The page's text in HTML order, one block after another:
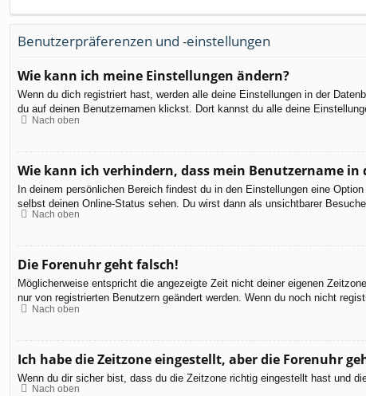
Benutzerpräferenzen und -einstellungen
Wie kann ich meine Einstellungen ändern?
Wenn du dich registriert hast, werden alle deine Einstellungen in der
du auf deinen Benutzernamen klickst. Dort kannst du alle deine
Nach oben
Wie kann ich verhindern, dass mein Benutzername
In deinem persönlichen Bereich findest du in den Einstellungen eine
selbst deinen Online-Status sehen. Du wirst dann als unsichtbarer
Nach oben
Die Forenuhr geht falsch!
Möglicherweise entspricht die angezeigte Zeit nicht deiner eigenen
nur von registrierten Benutzern geändert werden. Wenn du noch nicht
Nach oben
Ich habe die Zeitzone eingestellt, aber die Forenuhr
Wenn du dir sicher bist, dass du die Zeitzone richtig eingestellt hast und
Nach oben